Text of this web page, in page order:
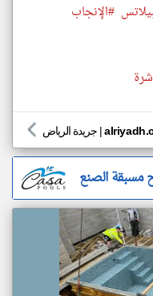
#الإنجاب
جريدة الرياض |
مسبقة الصنع